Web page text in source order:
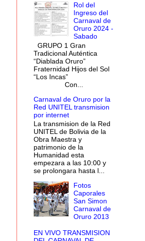
Rol del
Ingreso del
Carnaval de
Oruro 2024 -
Sabado
GRUPO 1 Gran
Tradicional Auténtica
“Diablada Oruro”
Fraternidad Hijos del Sol
“Los Incas”
Con...
Carnaval de Oruro por la
Red UNITEL transmision
por internet
La transmision de la Red
UNITEL de Bolivia de la
Obra Maestra y
patrimonio de la
Humanidad esta
empezara a las 10:00 y
se prolongara hasta l...
Fotos
Caporales
San Simon
Carnaval de
Oruro 2013
EN VIVO TRANSMISION